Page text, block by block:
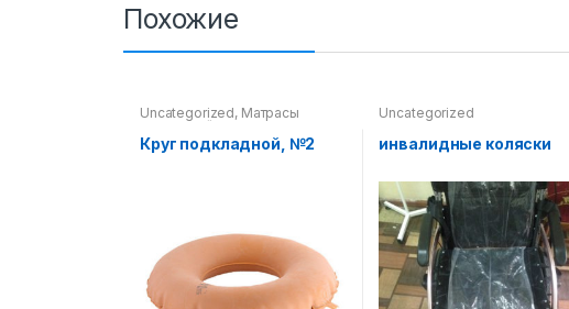
Похожие
Uncategorized, Матрасы
пролежний
Круг подкладной, №2
Uncategorized
инвалидные коляски